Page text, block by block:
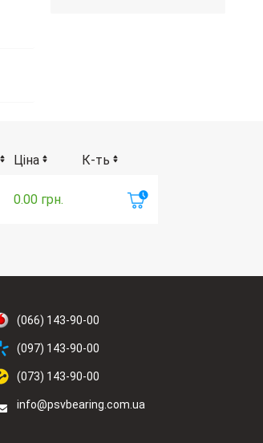
Ціна К-ть
0.00 грн.
(066) 143-90-00
(097) 143-90-00
(073) 143-90-00
info@psvbearing.com.ua